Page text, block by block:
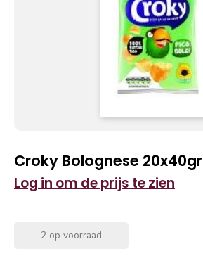
Croky Bolognese 20x40gr
Log in om de prijs te zien
2 op voorraad